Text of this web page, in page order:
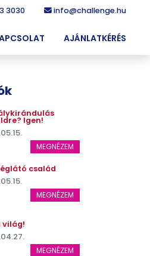
3030 info@challenge.hu
AJÁNLATKÉRÉS
Igen!
MEGNÉZEM
család
MEGNÉZEM
világ!
MEGNÉZEM